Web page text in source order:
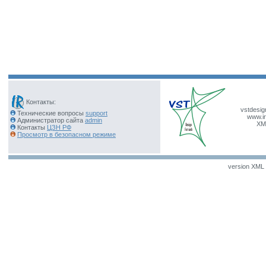
Контакты:
Технические вопросы support
Администратор сайта admin
Контакты ЦЗН РФ
Просмотр в безопасном режиме
version